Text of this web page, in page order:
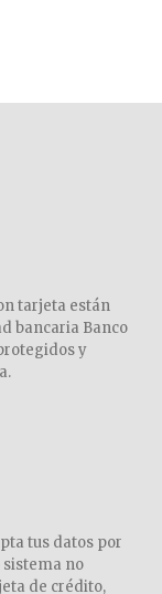
tarjeta están
bancaria Banco
y
tus datos por
sistema no
de crédito,